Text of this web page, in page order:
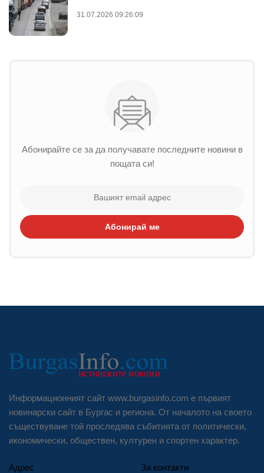
31.07.2026 09:26:09
Абонирайте се за да получавате последните новини в
пощата си!
Абонирай ме
Информационният сайт www.burgasinfo.com е първият
новинарски сайт в Бургас и региона. От началото на своето
съществуване той проследява събитията от политически,
икономически, обществен, културен и спортен характер.
Адрес
За контакти